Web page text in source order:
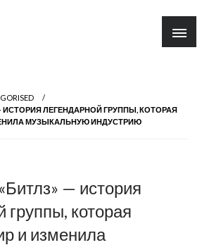
ИСТОРИЯ ЛЕГЕНДАРНОЙ ГРУППЫ, КОТОРАЯ
МУЗЫКАЛЬНУЮ ИНДУСТРИЮ
— история
группы, которая
и изменила